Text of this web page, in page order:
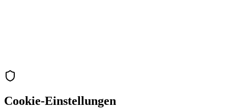
Cookie-Einstellungen